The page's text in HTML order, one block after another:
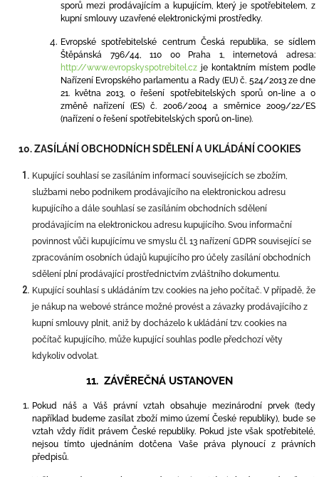
sporů mezi prodávajícím a kupujícím, který je spotřebitelem, z
kupní smlouvy uzavřené elektronickými prostředky.
Evropské spotřebitelské centrum Česká republika, se sídlem
Štěpánská 796/44, 110 00 Praha 1, internetová adresa:
http://www.evropskyspotrebitel.cz je kontaktním místem podle
Nařízení Evropského parlamentu a Rady (EU) č. 524/2013 ze dne
21. května 2013, o řešení spotřebitelských sporů on-line a o
změně nařízení (ES) č. 2006/2004 a směrnice 2009/22/ES
(nařízení o řešení spotřebitelských sporů on-line).
10. ZASÍLÁNÍ OBCHODNÍCH SDĚLENÍ A UKLÁDÁNÍ COOKIES
Kupující souhlasí se zasíláním informací souvisejících se zbožím,
službami nebo podnikem prodávajícího na elektronickou adresu
kupujícího a dále souhlasí se zasíláním obchodních sdělení
prodávajícím na elektronickou adresu kupujícího. Svou informační
povinnost vůči kupujícímu ve smyslu čl. 13 nařízení GDPR související se
zpracováním osobních údajů kupujícího pro účely zasílání obchodních
sdělení plní prodávající prostřednictvím zvláštního dokumentu.
Kupující souhlasí s ukládáním tzv. cookies na jeho počítač. V případě, že
je nákup na webové stránce možné provést a závazky prodávajícího z
kupní smlouvy plnit, aniž by docházelo k ukládání tzv. cookies na
počítač kupujícího, může kupující souhlas podle předchozí věty
kdykoliv odvolat.
11. ZÁVĚREČNÁ USTANOVEN
Pokud náš a Váš právní vztah obsahuje mezinárodní prvek (tedy
například budeme zasílat zboží mimo území České republiky), bude se
vztah vždy řídit právem České republiky. Pokud jste však spotřebitelé,
nejsou tímto ujednáním dotčena Vaše práva plynoucí z právních
předpisů.